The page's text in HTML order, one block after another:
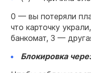
0 — вы потеряли
что карточку
банкомат, 3 —
Блокировка